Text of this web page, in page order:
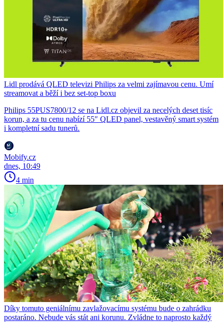
Lidl prodává QLED televizi Philips za velmi zajímavou cenu. Umí
streamovat a běží i bez set-top boxu
Philips 55PUS7800/12 se na Lidl.cz objevil za necelých deset tisíc
korun, a za tu cenu nabízí 55″ QLED panel, vestavěný smart systém
i kompletní sadu tunerů.
Mobify.cz
dnes, 10:49
4 min
Díky tomuto geniálnímu zavlažovacímu systému bude o zahrádku
postaráno. Nebude vás stát ani korunu. Zvládne to naprosto každý